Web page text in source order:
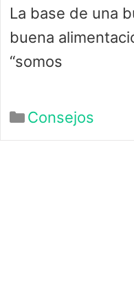
La base de una
buena
“somos
Categorías
Consejos